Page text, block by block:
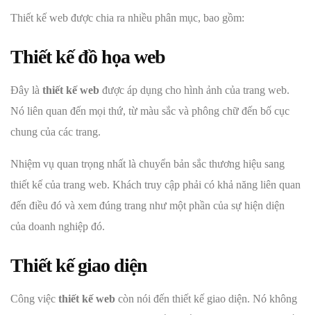
Thiết kế web được chia ra nhiều phân mục, bao gồm:
Thiết kế đồ họa web
Đây là thiết kế web được áp dụng cho hình ảnh của trang web.
Nó liên quan đến mọi thứ, từ màu sắc và phông chữ đến bố cục
chung của các trang.
Nhiệm vụ quan trọng nhất là chuyển bản sắc thương hiệu sang
thiết kế của trang web. Khách truy cập phải có khả năng liên quan
đến điều đó và xem đúng trang như một phần của sự hiện diện
của doanh nghiệp đó.
Thiết kế giao diện
Công việc thiết kế web còn nói đến thiết kế giao diện. Nó không